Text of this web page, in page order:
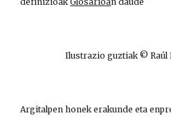
Ilustrazio guztiak ©
Argitalpen honek erakunde eta